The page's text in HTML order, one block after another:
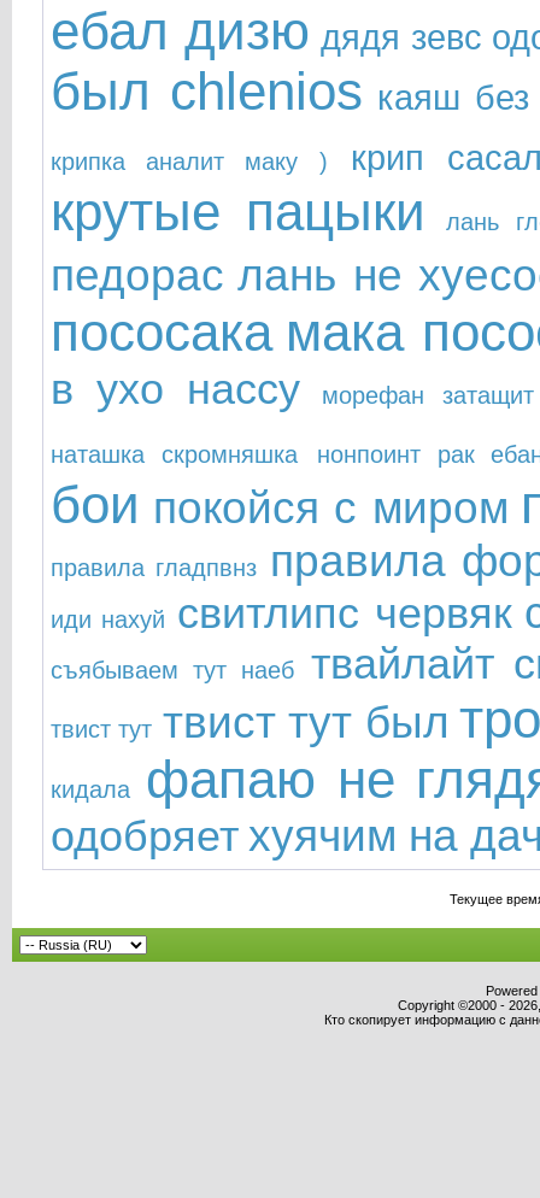
ебал дизю дядя зевс
был chlenios каяш без
крипка аналит маку ) крип
крутые пацыки лань
педорас лань не
пососака мака
в ухо нассу морефан
наташка скромняшка нонпоинт рак
бои покойся с миром
правила гладпвнз правила
иди нахуй свитлипс червяк
съябываем тут наеб твайлайт
твист тут твист тут был
кидала фапаю не
одобряет хуячим на
Текущее
Copyright ©2000 -
Кто скопирует информацию с